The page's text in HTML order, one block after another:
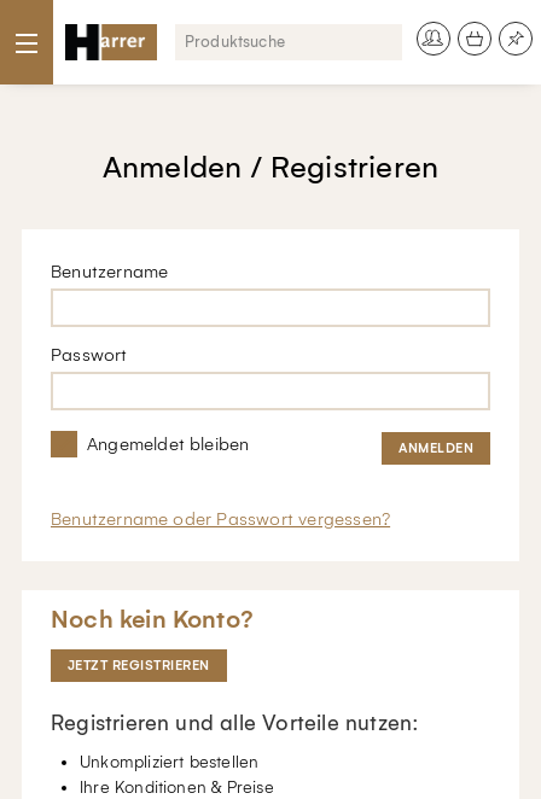
Anmelden / Registrieren
Benutzername
Passwort
Angemeldet bleiben
Benutzername oder Passwort vergessen?
Noch kein Konto?
JETZT REGISTRIEREN
Registrieren und alle Vorteile nutzen:
Unkompliziert bestellen
Ihre Konditionen & Preise